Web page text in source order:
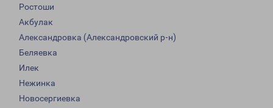
Ростоши
Акбулак
Александровка (Александровский р-н)
Беляевка
Илек
Нежинка
Новосергиевка